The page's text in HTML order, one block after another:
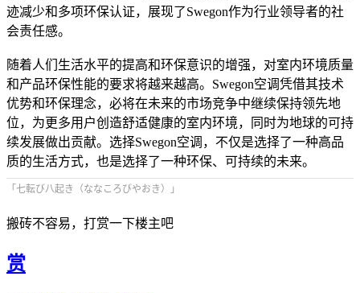
迹减少和多项环保认证，展现了Swegon作为行业领导者的社
会责任感。
随着人们生活水平的提高和环保意识的增强，对室内环境质量
和产品环保性能的要求将越来越高。Swegon空调凭借其技术
优势和环保理念，必将在未来的市场竞争中继续保持领先地
位，为更多用户创造舒适健康的室内环境，同时为地球的可持
续发展做出贡献。选择Swegon空调，不仅是选择了一种高品
质的生活方式，也是选择了一种环保、可持续的未来。
「七転び八起き（ななころびやおき）」
搬砖不容易，打赏一下楼主吧
赏